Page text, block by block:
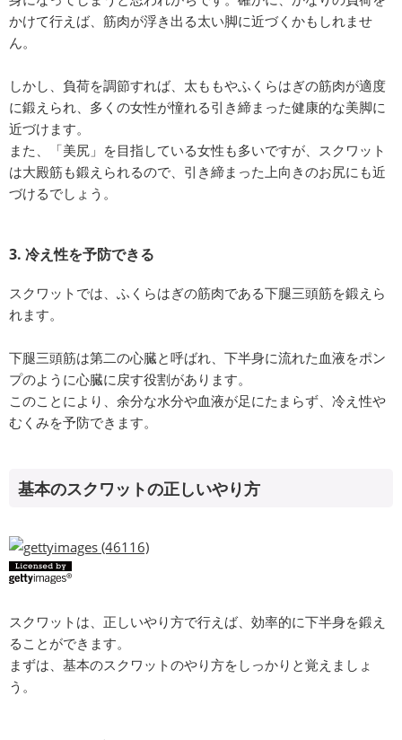
かけて行えば、筋肉が浮き出る太い脚に近づくかもしれませ
ん。
しかし、負荷を調節すれば、太ももやふくらはぎの筋肉が適度
に鍛えられ、多くの女性が憧れる引き締まった健康的な美脚に
近づけます。
また、「美尻」を目指している女性も多いですが、スクワット
は大殿筋も鍛えられるので、引き締まった上向きのお尻にも近
づけるでしょう。
3. 冷え性を予防できる
スクワットでは、ふくらはぎの筋肉である下腿三頭筋を鍛えら
れます。
下腿三頭筋は第二の心臓と呼ばれ、下半身に流れた血液をポン
プのように心臓に戻す役割があります。
このことにより、余分な水分や血液が足にたまらず、冷え性や
むくみを予防できます。
基本のスクワットの正しいやり方
スクワットは、正しいやり方で行えば、効率的に下半身を鍛え
ることができます。
まずは、基本のスクワットのやり方をしっかりと覚えましょ
う。